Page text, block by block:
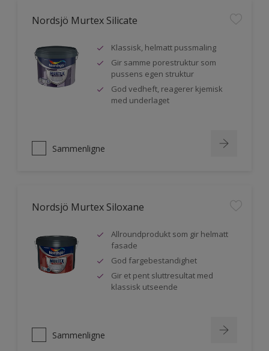
Nordsjö Murtex Silicate
Klassisk, helmatt pussmaling
Gir samme porestruktur som
pussens egen struktur
God vedheft, reagerer kjemisk
med underlaget
Sammenligne
Nordsjö Murtex Siloxane
Allroundprodukt som gir helmatt
fasade
God fargebestandighet
Gir et pent sluttresultat med
klassisk utseende
Sammenligne